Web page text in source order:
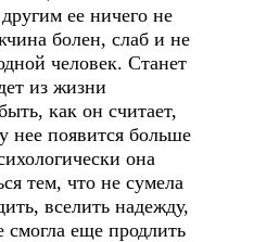
ее ничего не
болен, слаб и не
человек. Станет
из жизни
как он считает,
нее появится больше
она
тем, что не сумела
вселить надежду,
смогла еще продлить